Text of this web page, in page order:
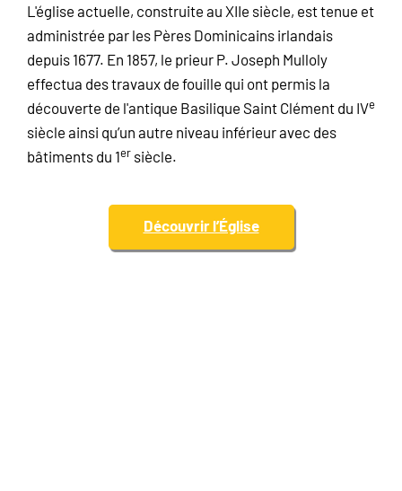
L'église actuelle, construite au XIIe siècle, est tenue et
administrée par les Pères Dominicains irlandais
depuis 1677. En 1857, le prieur P. Joseph Mulloly
effectua des travaux de fouille qui ont permis la
découverte de l'antique Basilique Saint Clément du IVe
siècle ainsi qu’un autre niveau inférieur avec des
bâtiments du 1er siècle.
Découvrir l’Église